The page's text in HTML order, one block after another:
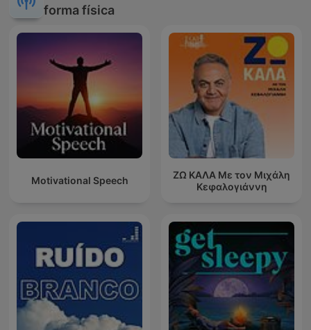
forma física
Motivational Speech
ΖΩ ΚΑΛΑ Με τον Μιχάλη
Κεφαλογιάννη